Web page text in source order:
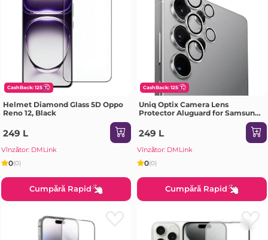
CashBack: 125
Helmet Diamond Glass 5D Oppo
Reno 12, Black
249 L
Vînzător: DMLink
0(0)
Cumpără Rapid
CashBack: 125
Uniq Optix Camera Lens
Protector Aluguard for Samsung
249 L
Vînzător: DMLink
0(0)
Cumpără Rapid